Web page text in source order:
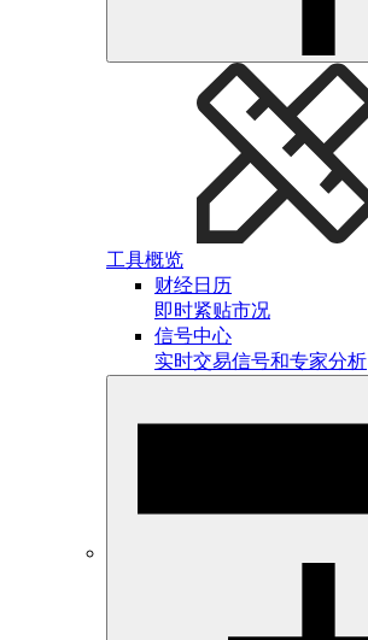
工具概览
财经日历
即时紧贴市况
信号中心
实时交易信号和专家分析